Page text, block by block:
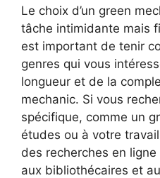
Le choix d’un green
tâche intimidante mais
est important de tenir
genres qui vous
longueur et de la
mechanic. Si vous
spécifique, comme un
études ou à votre
des recherches en
aux bibliothécaires et